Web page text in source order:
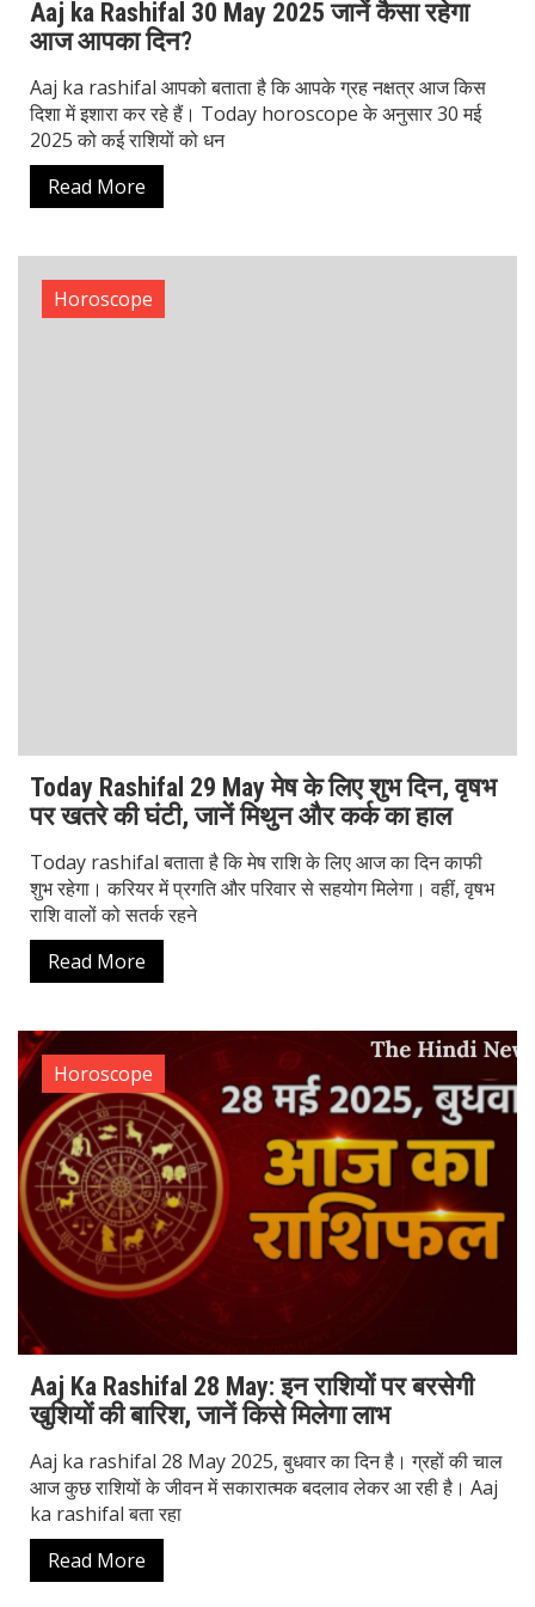
Read More
Horoscope
Aaj Ka Rashifal 28 May: इन राशियों पर बरसेगी
खुशियों की बारिश, जानें किसे मिलेगा लाभ
Aaj ka rashifal 28 May 2025, बुधवार का दिन है। ग्रहों की चाल
आज कुछ राशियों के जीवन में सकारात्मक बदलाव लेकर आ रही है। Aaj
ka rashifal बता रहा
Read More